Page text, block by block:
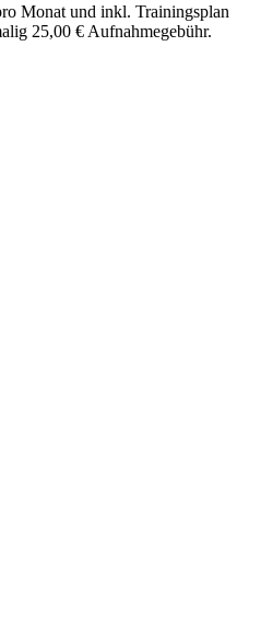
Monat und inkl. Trainingsplan
25,00 € Aufnahmegebühr.